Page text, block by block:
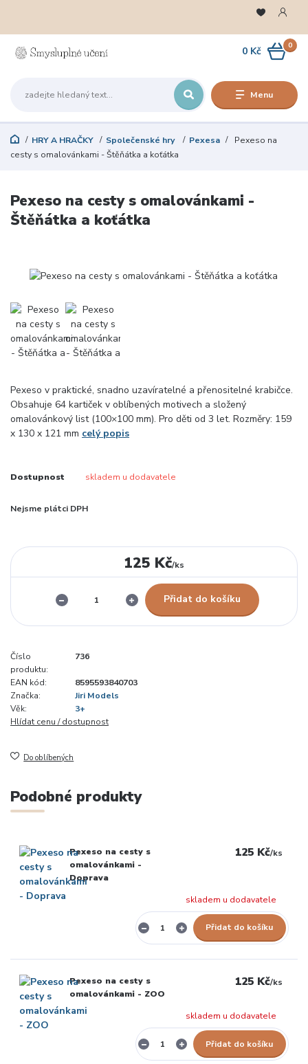
Menu
0
0 Kč
HRY A HRAČKY Společenské hry Pexesa
Pexeso na
cesty s omalovánkami - Štěňátka a koťátka
Pexeso na cesty s omalovánkami -
Štěňátka a koťátka
Pexeso v praktické, snadno uzavíratelné a přenositelné krabičce.
Obsahuje 64 kartiček v oblíbených motivech a složený
omalovánkový list (100×100 mm). Pro děti od 3 let. Rozměry: 159
x 130 x 121 mm celý popis
Dostupnost skladem u dodavatele
Nejsme plátci DPH
125 Kč/ks
Přidat do košíku
Číslo
produktu:
736
EAN kód:
8595593840703
Značka:
Jiri Models
Věk:
3+
Hlídat cenu / dostupnost
Do oblíbených
Podobné produkty
Pexeso na cesty s
omalovánkami -
Doprava
125 Kč/ks
skladem u dodavatele
Přidat do košíku
Pexeso na cesty s
omalovánkami - ZOO
125 Kč/ks
skladem u dodavatele
Přidat do košíku